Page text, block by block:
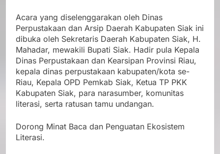
Acara yang diselenggarakan oleh Dinas
Perpustakaan dan Arsip Daerah Kabupaten Siak ini
dibuka oleh Sekretaris Daerah Kabupaten Siak, H.
Mahadar, mewakili Bupati Siak. Hadir pula Kepala
Dinas Perpustakaan dan Kearsipan Provinsi Riau,
kepala dinas perpustakaan kabupaten/kota se-
Riau, Kepala OPD Pemkab Siak, Ketua TP PKK
Kabupaten Siak, para narasumber, komunitas
literasi, serta ratusan tamu undangan.
Dorong Minat Baca dan Penguatan Ekosistem
Literasi.